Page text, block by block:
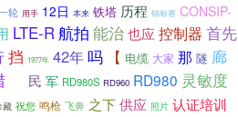
轮 用手 12日 本来 铁塔 历程 锦标赛 CONSIP-
LTE-R航拍 能治也应 控制器 首先
挡 1977年 42年吗 【 电缆 大家 那 隧 廊
民 军 RD980S RD960 RD980 灵敏度
藏 祝您 鸣枪 飞奔 之下供应 照片 认证培训